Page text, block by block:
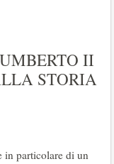
UMBERTO II
STORIA
in particolare di un